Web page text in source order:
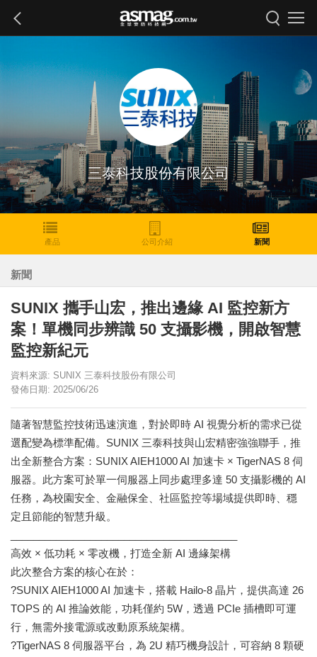
三泰科技股份有限公司
產品 公司介紹 新聞
新聞
SUNIX 攜手山宏，推出邊緣 AI 監控新方
案！單機同步辨識 50 支攝影機，開啟智慧
監控新紀元
資料來源: SUNIX 三泰科技股份有限公司
發佈日期: 2025/06/26
隨著智慧監控技術迅速演進，對於即時 AI 視覺分析的需求已從
選配變為標準配備。SUNIX 三泰科技與山宏精密強強聯手，推
出全新整合方案：SUNIX AIEH1000 AI 加速卡 × TigerNAS 8 伺
服器。此方案可於單一伺服器上同步處理多達 50 支攝影機的 AI
任務，為校園安全、金融保全、社區監控等場域提供即時、穩
定且節能的智慧升級。
高效 × 低功耗 × 零改機，打造全新 AI 邊緣架構
此次整合方案的核心在於：
?SUNIX AIEH1000 AI 加速卡，搭載 Hailo-8 晶片，提供高達 26
TOPS 的 AI 推論效能，功耗僅約 5W，透過 PCIe 插槽即可運
行，無需外接電源或改動原系統架構。
?TigerNAS 8 伺服器平台，為 2U 精巧機身設計，可容納 8 顆硬